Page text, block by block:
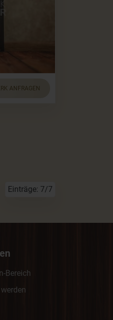
ANFRAGEN
Einträge: 7/7
Bereich